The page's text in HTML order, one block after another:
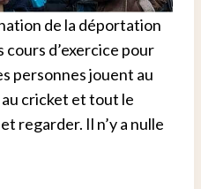
de la déportation
cours d’exercice pour
personnes jouent au
cricket et tout le
et regarder. Il n’y a nulle